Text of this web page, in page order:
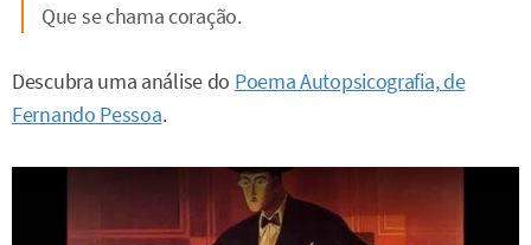
Que se chama coração.
Descubra uma análise do Poema Autopsicografia, de
Fernando Pessoa.